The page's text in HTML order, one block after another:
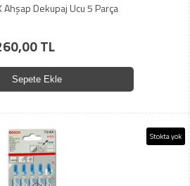
Dekupaj Ucu 5 Parça
TL
Sepete Ekle
Stokta yok